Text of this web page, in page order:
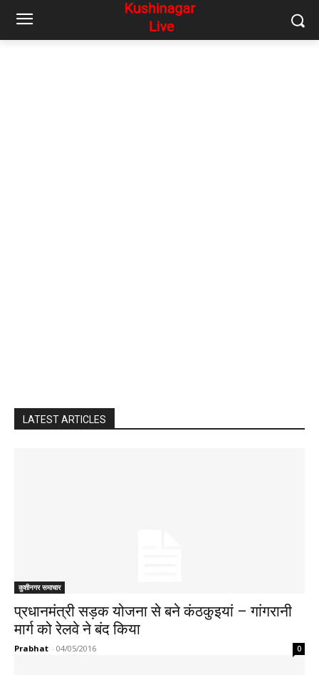
LATEST ARTICLES
कुशीनगर समाचार
प्रधानमंत्री सड़क योजना से बने कंठकुइयां – गांगरानी
मार्ग को रेलवे ने बंद किया
Prabhat - 04/05/2016 0